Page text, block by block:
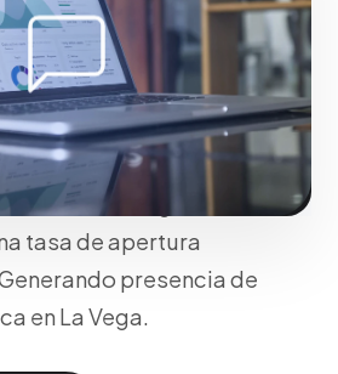
de Click-to-
Meta Ads y otras redes
conversaciones
automatización
CRM nativas y
estratégicos
tasa de apertura
presencia de
en La Vega.